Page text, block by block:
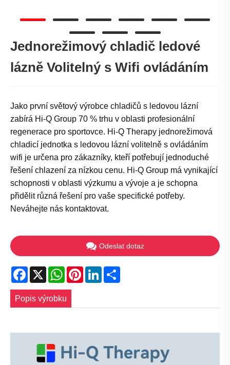
Jednorežimový chladič ledové
lázně Volitelný s Wifi ovládáním
Jako první světový výrobce chladičů s ledovou lázní
zabírá Hi-Q Group 70 % trhu v oblasti profesionální
regenerace pro sportovce. Hi-Q Therapy jednorežimová
chladicí jednotka s ledovou lázní volitelně s ovládáním
wifi je určena pro zákazníky, kteří potřebují jednoduché
řešení chlazení za nízkou cenu. Hi-Q Group má vynikající
schopnosti v oblasti výzkumu a vývoje a je schopna
přidělit různá řešení pro vaše specifické potřeby.
Neváhejte nás kontaktovat.
Odeslat dotaz
Facebook
X WhatsApp
PinterestLinkedIn
Popis výrobku